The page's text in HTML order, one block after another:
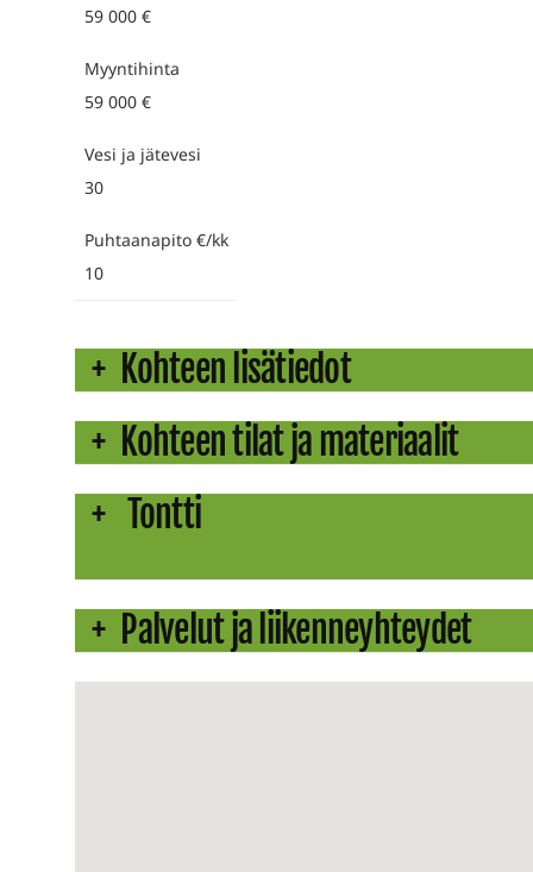
59 000 €
Myyntihinta
59 000 €
Vesi ja jätevesi
30
Puhtaanapito €/kk
10
Kohteen lisätiedot
Kohteen tilat ja materiaalit
Tontti
Palvelut ja liikenneyhteydet